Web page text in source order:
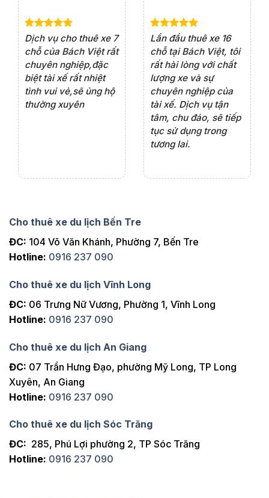
Dịch vụ cho thuê xe 7
chỗ của Bách Việt rất
chuyên nghiệp,đặc
biệt tài xế rất nhiệt
tình vui vẻ,sẽ ủng hộ
thường xuyên
Lần đầu thuê xe 16
chỗ tại Bách Việt, tôi
rất hài lòng với chất
lượng xe và sự
chuyên nghiệp của
tài xế. Dịch vụ tận
tâm, chu đáo, sẽ tiếp
tục sử dụng trong
tương lai.
Cho thuê xe du lịch Bến Tre
ĐC: 104 Võ Văn Khánh, Phường 7, Bến Tre
Hotline: 0916 237 090
Cho thuê xe du lịch Vĩnh Long
ĐC: 06 Trưng Nữ Vương, Phường 1, Vĩnh Long
Hotline: 0916 237 090
Cho thuê xe du lịch An Giang
ĐC: 07 Trần Hưng Đạo, phường Mỹ Long, TP Long
Xuyên, An Giang
Hotline: 0916 237 090
Cho thuê xe du lịch Sóc Trăng
ĐC: 285, Phú Lợi phường 2, TP Sóc Trăng
Hotline: 0916 237 090